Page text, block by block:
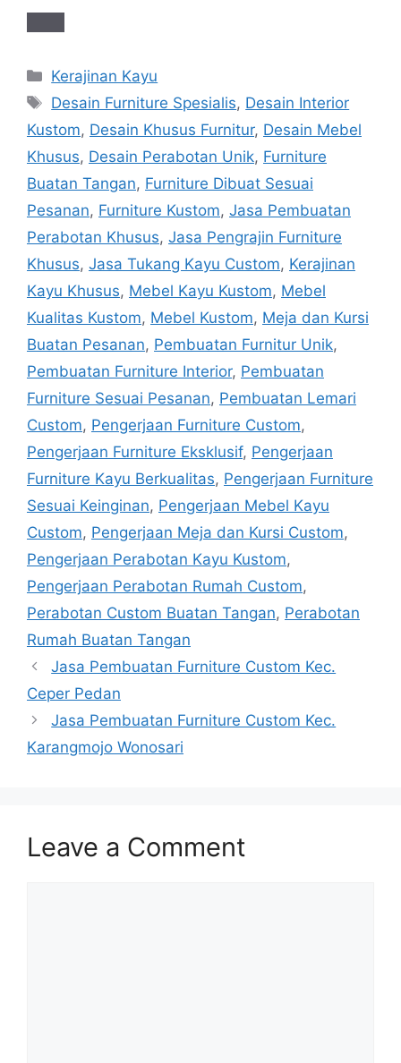
Categories
Kerajinan Kayu
Tags
Desain Furniture Spesialis, Desain Interior
Kustom, Desain Khusus Furnitur, Desain Mebel
Khusus, Desain Perabotan Unik, Furniture
Buatan Tangan, Furniture Dibuat Sesuai
Pesanan, Furniture Kustom, Jasa Pembuatan
Perabotan Khusus, Jasa Pengrajin Furniture
Khusus, Jasa Tukang Kayu Custom, Kerajinan
Kayu Khusus, Mebel Kayu Kustom, Mebel
Kualitas Kustom, Mebel Kustom, Meja dan Kursi
Buatan Pesanan, Pembuatan Furnitur Unik,
Pembuatan Furniture Interior, Pembuatan
Furniture Sesuai Pesanan, Pembuatan Lemari
Custom, Pengerjaan Furniture Custom,
Pengerjaan Furniture Eksklusif, Pengerjaan
Furniture Kayu Berkualitas, Pengerjaan Furniture
Sesuai Keinginan, Pengerjaan Mebel Kayu
Custom, Pengerjaan Meja dan Kursi Custom,
Pengerjaan Perabotan Kayu Kustom,
Pengerjaan Perabotan Rumah Custom,
Perabotan Custom Buatan Tangan, Perabotan
Rumah Buatan Tangan
Jasa Pembuatan Furniture Custom Kec.
Ceper Pedan
Jasa Pembuatan Furniture Custom Kec.
Karangmojo Wonosari
Leave a Comment